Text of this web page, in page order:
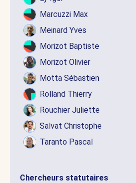
Marcuzzi Max
Meinard Yves
Morizot Baptiste
Morizot Olivier
Motta Sébastien
Rolland Thierry
Rouchier Juliette
Salvat Christophe
Taranto Pascal
Chercheurs statutaires